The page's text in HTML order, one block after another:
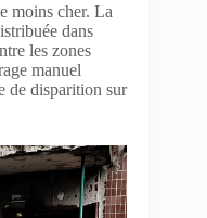
moins cher. La
dans
les zones
manuel
de disparition sur